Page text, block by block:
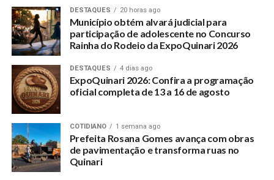
educação de qualidade e nessa parceria somente a
população ganha.
Na quarta-feira, 10, a Secretaria Municipal de Educação e o
Núcleo de Ensino promoveram uma reunião com a presença
dos representantes do Conselho Estadual de Educação com
gestores e coordenadores de escolas municipais e estaduais
para tratar do Projeto Politico Pedagógico das Escolas e
seus regimentos.
RELATED TOPICS:
DESTAQUES 20 horas ago
Município obtém alvará judicial para
participação de adolescente no Concurso
Rainha do Rodeio da ExpoQuinari 2026
DESTAQUES 4 dias ago
ExpoQuinari 2026: Confira a programação
oficial completa de 13 a 16 de agosto
COTIDIANO 1 semana ago
Prefeita Rosana Gomes avança com obras
de pavimentação e transforma ruas no
Quinari